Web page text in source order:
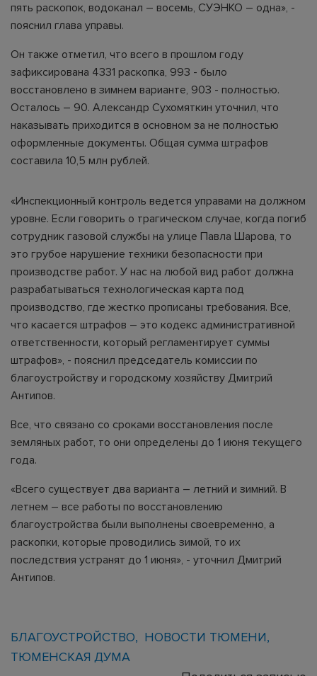
пять раскопок, водоканал – восемь, СУЭНКО – одна», -
пояснил глава управы.
Он также отметил, что всего в прошлом году
зафиксирована 4331 раскопка, 993 - было
восстановлено в зимнем варианте, 903 - полностью.
Осталось – 90. Александр Сухомяткин уточнил, что
наказывать приходится в основном за не полностью
оформленные документы. Общая сумма штрафов
составила 10,5 млн рублей.
«Инспекционный контроль ведется управами на должном
уровне. Если говорить о трагическом случае, когда погиб
сотрудник газовой службы на улице Павла Шарова, то
это грубое нарушение техники безопасности при
производстве работ. У нас на любой вид работ должна
разрабатываться технологическая карта под
производство, где жестко прописаны требования. Все,
что касается штрафов – это кодекс административной
ответственности, который регламентирует суммы
штрафов», - пояснил председатель комиссии по
благоустройству и городскому хозяйству Дмитрий
Антипов.
Все, что связано со сроками восстановления после
земляных работ, то они определены до 1 июня текущего
года.
«Всего существует два варианта – летний и зимний. В
летнем – все работы по восстановлению
благоустройства были выполнены своевременно, а
раскопки, которые проводились зимой, то их
последствия устранят до 1 июня», - уточнил Дмитрий
Антипов.
БЛАГОУСТРОЙСТВО
НОВОСТИ ТЮМЕНИ
ТЮМЕНСКАЯ ДУМА